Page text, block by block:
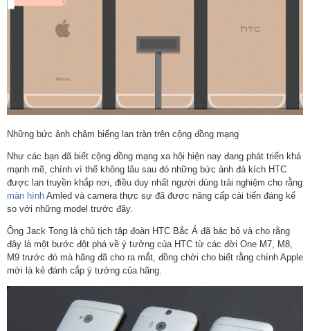
Những bức ảnh châm biếng lan tràn trên cộng đồng mạng
Như các bạn đã biết cộng đồng mạng xa hội hiện nay đang phát triển khá
mạnh mẽ, chính vì thế không lâu sau đó những bức ảnh đả kích HTC
được lan truyền khắp nơi, điều duy nhất người dùng trải nghiệm cho rằng
màn hình Amled và camera thực sự đã được nâng cấp cải tiến đáng kể
so với những model trước đây.
Ông Jack Tong là chủ tịch tập đoàn HTC Bắc Á đã bác bỏ và cho rằng
đây là một bước đột phá về ý tưởng của HTC từ các đời One M7, M8,
M9 trước đó mà hãng đã cho ra mắt, đồng chời cho biết rằng chính Apple
mới là kẻ đánh cắp ý tưởng của hãng.